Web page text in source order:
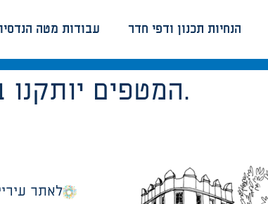
עבודות מטה הנחיות תכנון ודפי חדר
המטפים יותקנו במקומות זמינים ובטיחותיים.
לאתר